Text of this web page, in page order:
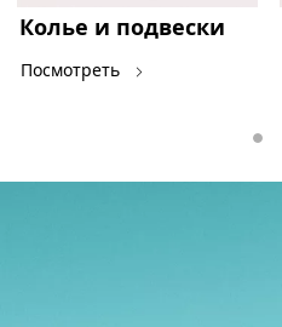
Колье и подвески
Посмотреть